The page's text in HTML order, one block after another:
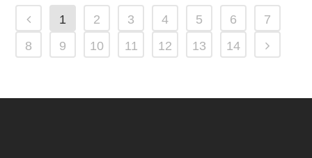
1 2 3 4 5 6
7
8
9 10 11 12 13 14